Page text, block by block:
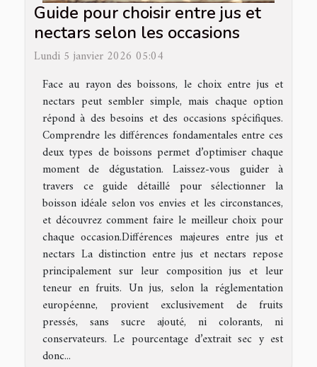
Guide pour choisir entre jus et
nectars selon les occasions
Lundi 5 janvier 2026 05:04
Face au rayon des boissons, le choix entre jus et
nectars peut sembler simple, mais chaque option
répond à des besoins et des occasions spécifiques.
Comprendre les différences fondamentales entre ces
deux types de boissons permet d’optimiser chaque
moment de dégustation. Laissez-vous guider à
travers ce guide détaillé pour sélectionner la
boisson idéale selon vos envies et les circonstances,
et découvrez comment faire le meilleur choix pour
chaque occasion.Différences majeures entre jus et
nectars La distinction entre jus et nectars repose
principalement sur leur composition jus et leur
teneur en fruits. Un jus, selon la réglementation
européenne, provient exclusivement de fruits
pressés, sans sucre ajouté, ni colorants, ni
conservateurs. Le pourcentage d’extrait sec y est
donc...